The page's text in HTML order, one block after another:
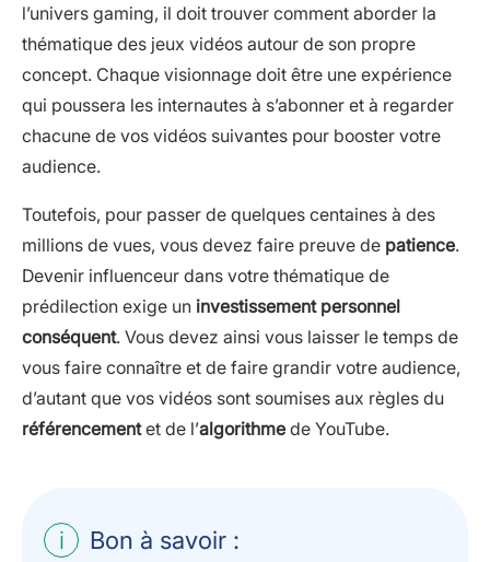
l’univers gaming, il doit trouver comment aborder la
thématique des jeux vidéos autour de son propre
concept. Chaque visionnage doit être une expérience
qui poussera les internautes à s’abonner et à regarder
chacune de vos vidéos suivantes pour booster votre
audience.
Toutefois, pour passer de quelques centaines à des
millions de vues, vous devez faire preuve de patience.
Devenir influenceur dans votre thématique de
prédilection exige un investissement personnel
conséquent. Vous devez ainsi vous laisser le temps de
vous faire connaître et de faire grandir votre audience,
d’autant que vos vidéos sont soumises aux règles du
référencementet de l’algorithme de YouTube.
Bon à savoir :